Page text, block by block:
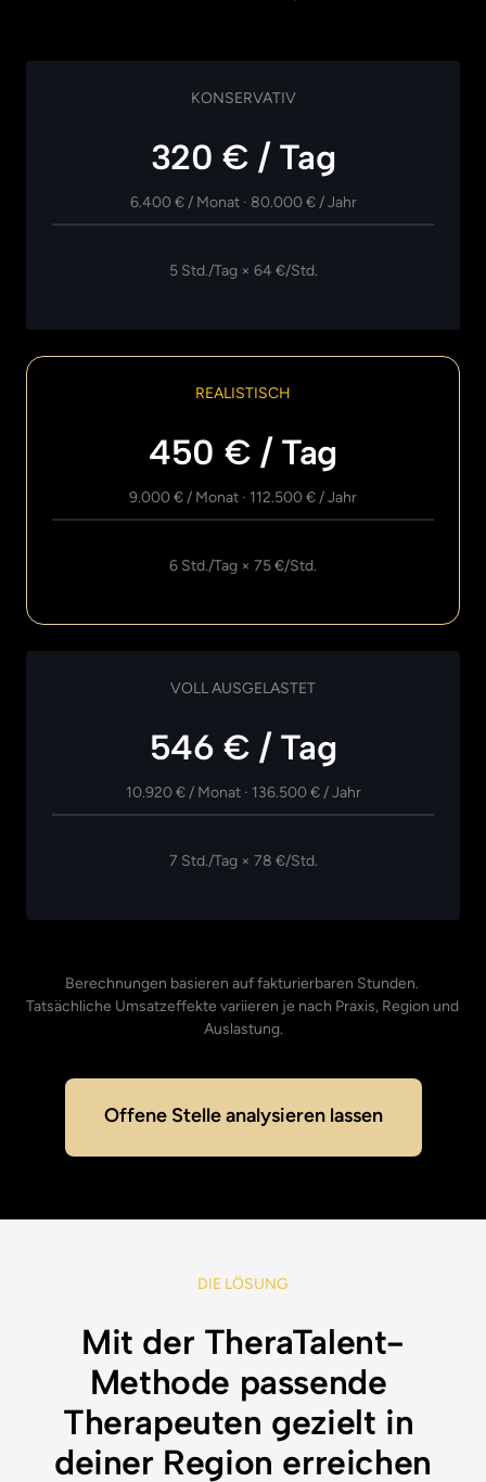
KONSERVATIV
320 € / Tag
6.400 € / Monat · 80.000 € / Jahr
5 Std./Tag × 64 €/Std.
REALISTISCH
450 € / Tag
9.000 € / Monat · 112.500 € / Jahr
6 Std./Tag × 75 €/Std.
VOLL AUSGELASTET
546 € / Tag
10.920 € / Monat · 136.500 € / Jahr
7 Std./Tag × 78 €/Std.
Berechnungen basieren auf fakturierbaren
Tatsächliche Umsatzeffekte variieren je nach Praxis, Region
Auslastung.
Offene Stelle analysieren lassen
DIE LÖSUNG
Mit der TheraTalent-
Methode passende
Therapeuten gezielt in
deiner Region erreichen